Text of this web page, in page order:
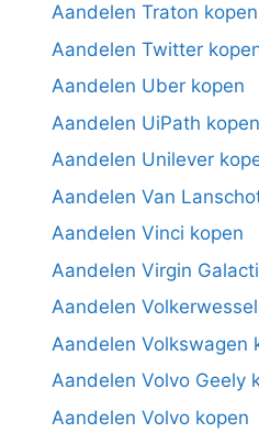
Aandelen Traton kopen
Aandelen Twitter
Aandelen Uber kopen
Aandelen UiPath kopen
Aandelen Unilever
Aandelen Van
Aandelen Vinci kopen
Aandelen Virgin
Aandelen
Aandelen Volkswagen
Aandelen Volvo Geely
Aandelen Volvo kopen